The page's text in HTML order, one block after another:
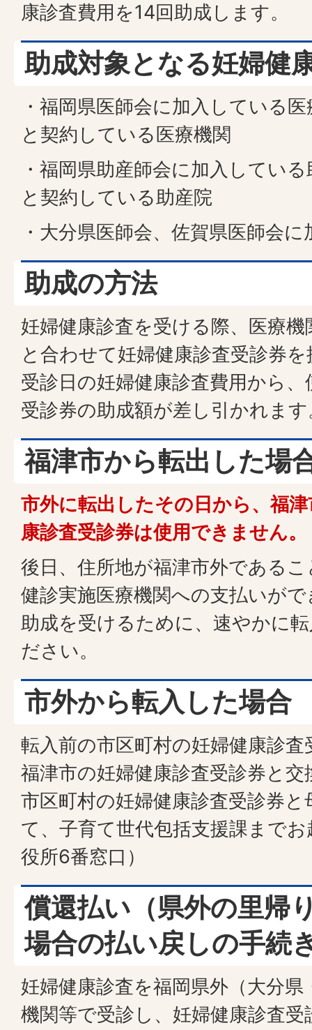
康診査費用を14回助成します。
助成対象となる妊婦健
・福岡県医師会に加入している
と契約している医療機関
・福岡県助産師会に加入してい
と契約している助産院
・大分県医師会、佐賀県医師会
助成の方法
妊婦健康診査を受ける際、医療
と合わせて妊婦健康診査受診券
受診日の妊婦健康診査費用から
受診券の助成額が差し引かれます
福津市から転出した場
市外に転出したその日から、福
康診査受診券は使用できません。
後日、住所地が福津市外である
健診実施医療機関への支払いが
助成を受けるために、速やかに
ださい。
市外から転入した場合
転入前の市区町村の妊婦健康診
福津市の妊婦健康診査受診券と
市区町村の妊婦健康診査受診券
て、子育て世代包括支援課まで
役所6番窓口）
償還払い（県外の里帰
場合の払い戻しの手続
妊婦健康診査を福岡県外（大分
機関等で受診し、妊婦健康診査